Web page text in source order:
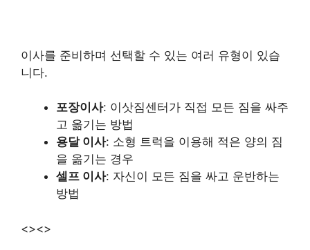
이사를 준비하며 선택할 수 있는 여러 유형이 있습
니다.
포장이사: 이삿짐센터가 직접 모든 짐을 싸주
고 옮기는 방법
용달 이사: 소형 트럭을 이용해 적은 양의 짐
을 옮기는 경우
셀프 이사: 자신이 모든 짐을 싸고 운반하는
방법
<><>